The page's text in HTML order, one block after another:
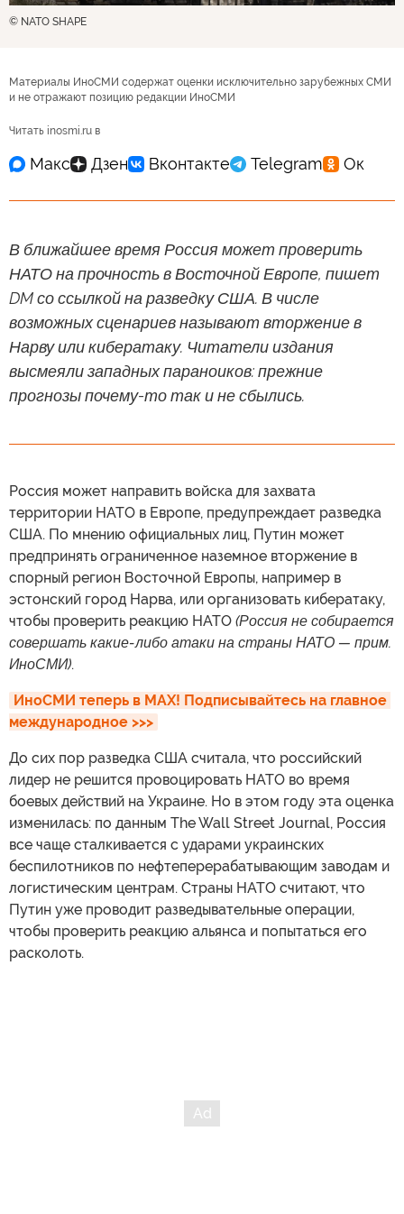
© NATO SHAPE
Материалы ИноСМИ содержат оценки исключительно зарубежных СМИ
и не отражают позицию редакции ИноСМИ
Читать inosmi.ru в
В ближайшее время Россия может проверить
НАТО на прочность в Восточной Европе, пишет
DM со ссылкой на разведку США. В числе
возможных сценариев называют вторжение в
Нарву или кибератаку. Читатели издания
высмеяли западных параноиков: прежние
прогнозы почему-то так и не сбылись.
Россия может направить войска для захвата
территории НАТО в Европе, предупреждает разведка
США. По мнению официальных лиц, Путин может
предпринять ограниченное наземное вторжение в
спорный регион Восточной Европы, например в
эстонский город Нарва, или организовать кибератаку,
чтобы проверить реакцию НАТО (Россия не собирается
совершать какие-либо атаки на страны НАТО — прим.
ИноСМИ).
ИноСМИ теперь в MAX! Подписывайтесь на главное
международное >>>
До сих пор разведка США считала, что российский
лидер не решится провоцировать НАТО во время
боевых действий на Украине. Но в этом году эта оценка
изменилась: по данным The Wall Street Journal, Россия
все чаще сталкивается с ударами украинских
беспилотников по нефтеперерабатывающим заводам и
логистическим центрам. Страны НАТО считают, что
Путин уже проводит разведывательные операции,
чтобы проверить реакцию альянса и попытаться его
расколоть.